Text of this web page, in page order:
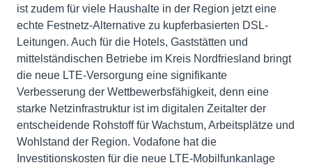
ist zudem für viele Haushalte in der Region jetzt eine
echte Festnetz-Alternative zu kupferbasierten DSL-
Leitungen. Auch für die Hotels, Gaststätten und
mittelständischen Betriebe im Kreis Nordfriesland bringt
die neue LTE-Versorgung eine signifikante
Verbesserung der Wettbewerbsfähigkeit, denn eine
starke Netzinfrastruktur ist im digitalen Zeitalter der
entscheidende Rohstoff für Wachstum, Arbeitsplätze und
Wohlstand der Region. Vodafone hat die
Investitionskosten für die neue LTE-Mobilfunkanlage